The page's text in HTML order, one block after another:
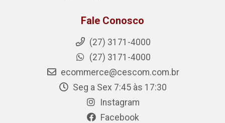
Fale Conosco
(27) 3171-4000
(27) 3171-4000
ecommerce@cescom.com.br
Seg a Sex 7:45 às 17:30
Instagram
Facebook